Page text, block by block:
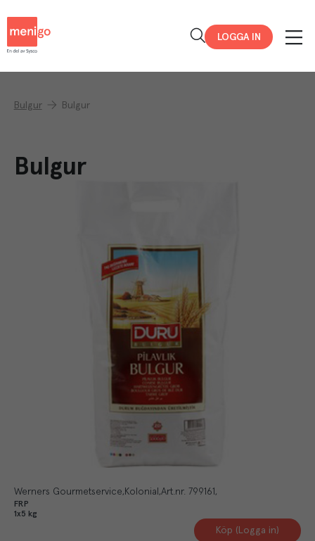
LOGGA IN
Bulgur Bulgur
Bulgur
Werners Gourmetservice Kolonial Art.nr. 799161
FRP
1x5 kg
Köp (Logga in)